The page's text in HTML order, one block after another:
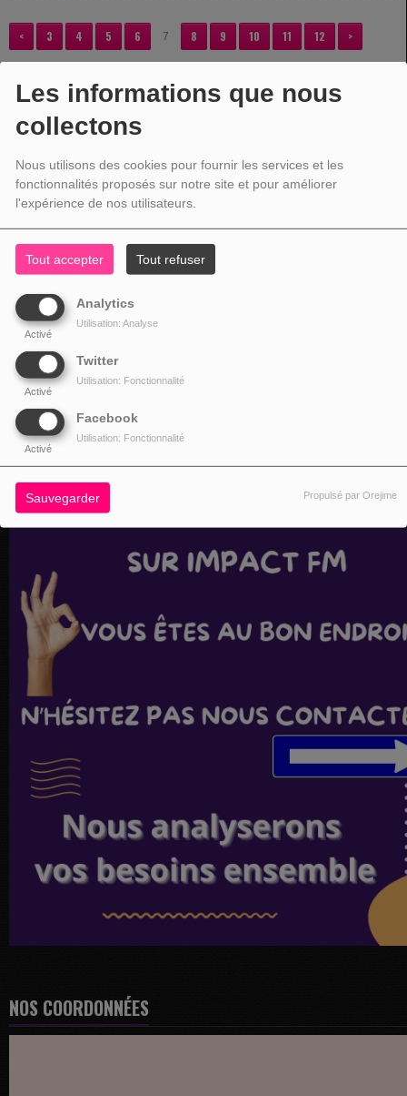
Les informations que nous
collectons
Nous utilisons des cookies pour fournir les services et les
fonctionnalités proposés sur notre site et pour améliorer
l'expérience de nos utilisateurs.
Tout accepter Tout refuser
Analytics
Activé
Utilisation: Analyse
Twitter
Activé
Utilisation: Fonctionnalité
Facebook
Activé
Utilisation: Fonctionnalité
Sauvegarder Propulsé par Orejime
< 3 4 5 6 7 8 9 10 11 12 >
VOTRE PUBLICITÉ
NOS COORDONNÉES